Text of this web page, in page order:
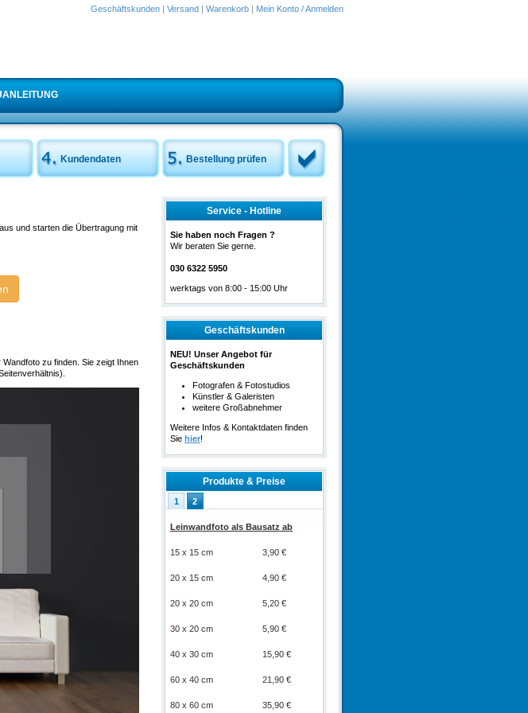
Geschäftskunden | Versand | Warenkorb | Mein Konto / Anmelden
Kundendaten Bestellung prüfen
Service - Hotline
Sie haben noch Fragen ?
Wir beraten Sie gerne.
030 6322 5950
werktags von 8:00 - 15:00 Uhr
Geschäftskunden
NEU! Unser Angebot für
Geschäftskunden
Fotografen & Fotostudios
Künstler & Galeristen
weitere Großabnehmer
Weitere Infos & Kontaktdaten finden
Sie hier!
Produkte & Preise
1 2
Leinwandfoto als Bausatz ab
15 x 15 cm 3,90 €
20 x 15 cm 4,90 €
20 x 20 cm 5,20 €
30 x 20 cm 5,90 €
40 x 30 cm 15,90 €
60 x 40 cm 21,90 €
80 x 60 cm 35,90 €
und starten die Übertragung mit
zu finden. Sie zeigt Ihnen